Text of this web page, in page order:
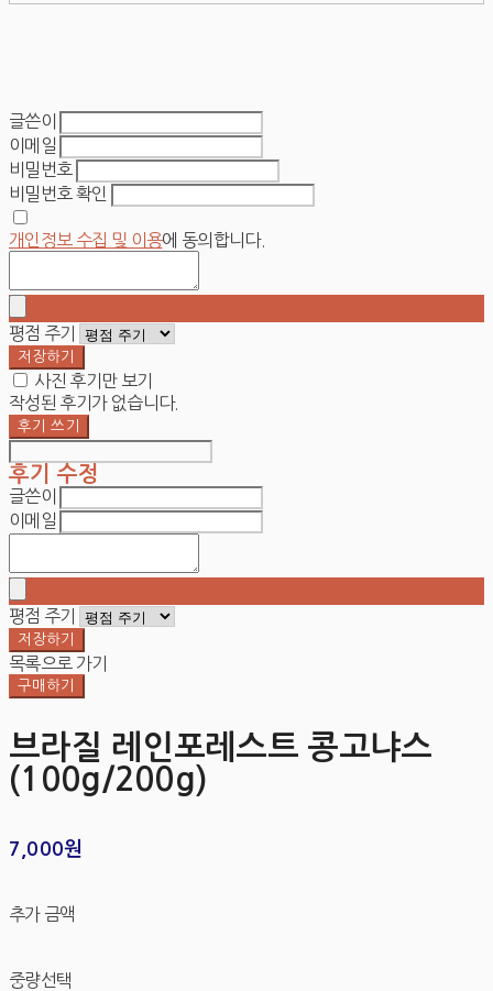
글쓴이
이메일
비밀번호
비밀번호 확인
개인정보 수집 및 이용에 동의합니다.
평점 주기
저장하기
사진 후기만 보기
작성된 후기가 없습니다.
후기 쓰기
후기 수정
글쓴이
이메일
평점 주기
저장하기
목록으로 가기
구매하기
브라질 레인포레스트 콩고냐스
(100g/200g)
7,000원
추가 금액
중량선택